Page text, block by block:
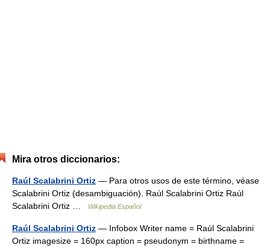
Mira otros diccionarios:
Raúl Scalabrini Ortiz — Para otros usos de este término, véase
Scalabrini Ortiz (desambiguación). Raúl Scalabrini Ortiz Raúl
Scalabrini Ortiz …
Wikipedia Español
Raúl Scalabrini Ortiz — Infobox Writer name = Raúl Scalabrini
Ortiz imagesize = 160px caption = pseudonym = birthname =